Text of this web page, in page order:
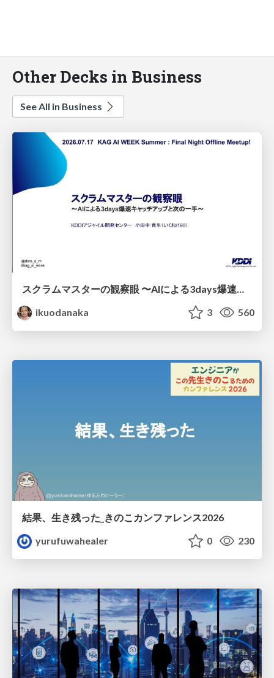
Other Decks in Business
See All in Business
スクラムマスターの観察眼 〜AIによる3days爆速キャッチアップと次の一手〜/The Scrum Master's Insight: Lightning-Fast 3-Day Catch-Up with AI and the Next Move
ikuodanaka
3 560
結果、生き残った_きのこカンファレンス2026
yurufuwahealer
0 230